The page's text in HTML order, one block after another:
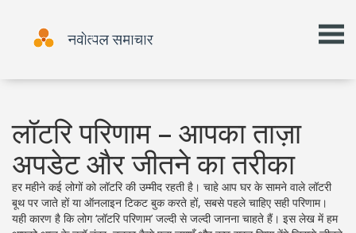
लॉटरि परिणाम – आपका ताज़ा
अपडेट और जीतने का तरीका
हर महीने कई लोगों को लॉटरि की उम्मीद रहती है। चाहे आप घर के सामने वाले लॉटरी
बूथ पर जाते हों या ऑनलाइन टिकट बुक करते हों, सबसे पहले चाहिए सही परिणाम।
यही कारण है कि लोग ‘लॉटरि परिणाम’ जल्दी से जल्दी जानना चाहते हैं। इस लेख में हम